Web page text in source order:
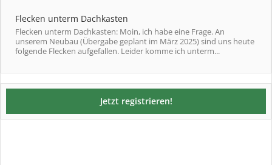
Flecken unterm Dachkasten
Flecken unterm Dachkasten: Moin, ich habe eine Frage. An
unserem Neubau (Übergabe geplant im März 2025) sind uns heute
folgende Flecken aufgefallen. Leider komme ich unterm...
Jetzt registrieren!